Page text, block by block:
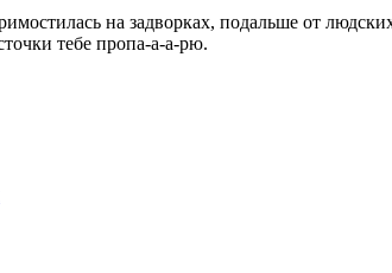
на задворках, подальше от
тебе пропа-а-а-рю.